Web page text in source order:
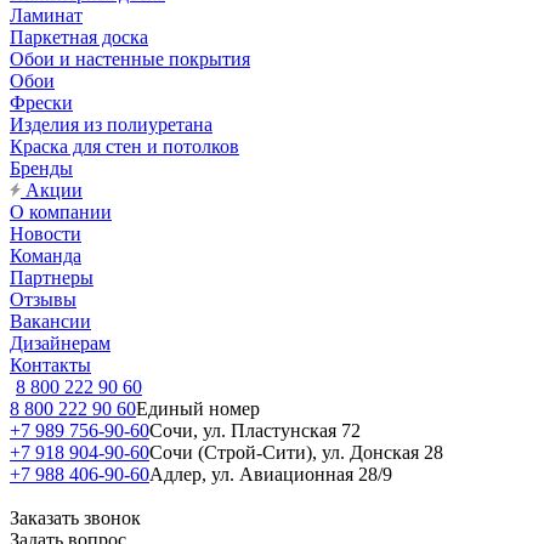
Ламинат
Паркетная доска
Обои и настенные покрытия
Обои
Фрески
Изделия из полиуретана
Краска для стен и потолков
Бренды
Акции
О компании
Новости
Команда
Партнеры
Отзывы
Вакансии
Дизайнерам
Контакты
8 800 222 90 60
8 800 222 90 60Единый номер
+7 989 756-90-60Сочи, ул. Пластунская 72
+7 918 904-90-60Сочи (Строй-Сити), ул. Донская 28
+7 988 406-90-60Адлер, ул. Авиационная 28/9
Заказать звонок
Задать вопрос